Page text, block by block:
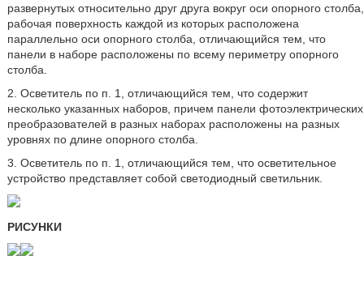
развернутых относительно друг друга вокруг оси опорного столба,
рабочая поверхность каждой из которых расположена
параллельно оси опорного столба, отличающийся тем, что
панели в наборе расположены по всему периметру опорного
столба.
2. Осветитель по п. 1, отличающийся тем, что содержит
несколько указанных наборов, причем панели фотоэлектрических
преобразователей в разных наборах расположены на разных
уровнях по длине опорного столба.
3. Осветитель по п. 1, отличающийся тем, что осветительное
устройство представляет собой светодиодный светильник.
РИСУНКИ